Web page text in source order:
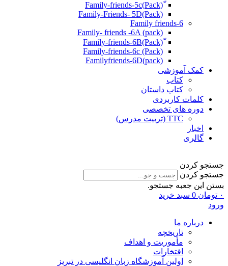
ّ(Pack)Family-friends-5c
Family-Friends- 5D(Pack)
Family friends-6
Family- friends -6A (pack)
Family-friends-6c (Pack)
Familyfriends-6D(pack)
کمک آموزشی
کتاب
کتاب داستان
کلمات کاربردی
دوره های تخصصی
TTC (تربیت مدرس)
اخبار
گالری
جستجو کردن
جستجو کردن
بستن این جعبه جستجو.
۰ تومان 0 سبد خرید
ورود
درباره ما
تاریخچه
مأموریت و اهداف
افتخارات
اولین آموزشگاه زبان انگلیسی در تبریز